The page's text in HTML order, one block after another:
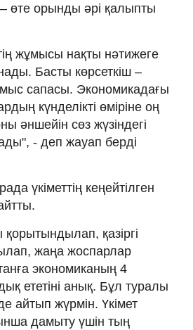
өте орынды әрі қалыпты
жұмысы нақты нәтижеге
Басты көрсеткіш –
сапасы. Экономикадағы
күнделікті өміріне оң
әншейін сөз жүзіндегі
- деп жауап берді
үкіметтің кеңейтілген
қазіргі
жаңа жоспарлар
экономиканың 4
ететіні анық. Бұл туралы
айтып жүрмін. Үкімет
дамыту үшін тың